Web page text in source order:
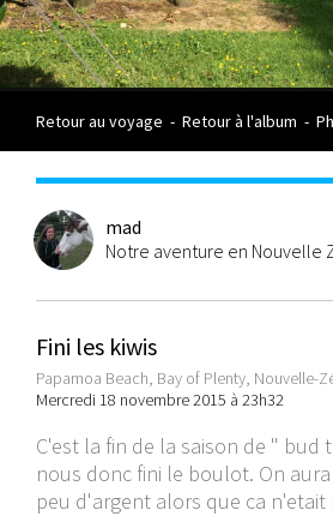
Retour au voyage - Retour à l'album -
mad
Notre aventure en Nouvelle
Fini les kiwis
Papamoa Beach, Bay of Plenty, Nouvelle-
Mercredi 18 novembre 2015 à 23h32
C'est la fin de la saison de " bud
nous donc fini le boulot. On
peu d'argent alors que ca n'etait